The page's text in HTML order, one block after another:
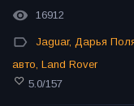
16912
Jaguar, Дарья
авто, Land Rover
5.0/157